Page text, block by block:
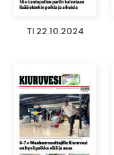
TI 22.10.2024